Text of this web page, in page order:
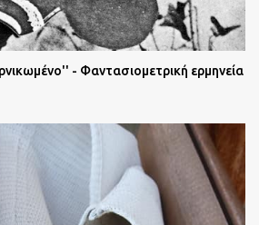
- Φαντασιομετρική ερμηνεία